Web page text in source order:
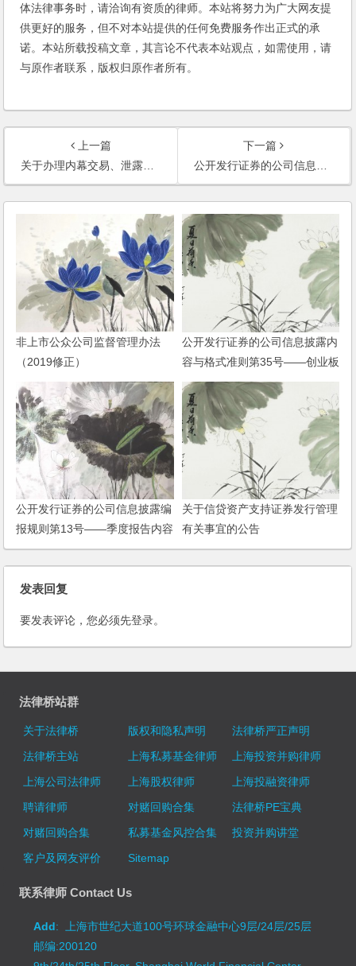
体法律事务时，请洽询有资质的律师。本站将努力为广大网友提
供更好的服务，但不对本站提供的任何免费服务作出正式的承
诺。本站所载投稿文章，其言论不代表本站观点，如需使用，请
与原作者联系，版权归原作者所有。
上一篇
关于办理内幕交易、泄露内幕信息刑事案件具体应用法律若干问题的解释
下一篇
公开发行证券的公司信息披露内容与格式准则第2号——年度报告的内容与格式（2012年修订）
非上市公众公司监督管理办法
（2019修正）
公开发行证券的公司信息披露内
容与格式准则第35号——创业板
上市公司公开发行证券募集说明
书(2014)
公开发行证券的公司信息披露编
报规则第13号——季度报告内容
与格式特别规定（2013年修
订）
关于信贷资产支持证券发行管理
有关事宜的公告
发表回复
要发表评论，您必须先登录。
法律桥站群
关于法律桥 版权和隐私声明
法律桥严正声明
法律桥主站
上海私募基金律师
上海投资并购律师
上海公司法律师
上海股权律师
上海投融资律师
聘请律师
对赌回购合集
法律桥PE宝典
对赌回购合集
私募基金风控合集
投资并购讲堂
客户及网友评价
Sitemap
联系律师 Contact Us
Add: 上海市世纪大道100号环球金融中心9层/24层/25层
邮编:200120